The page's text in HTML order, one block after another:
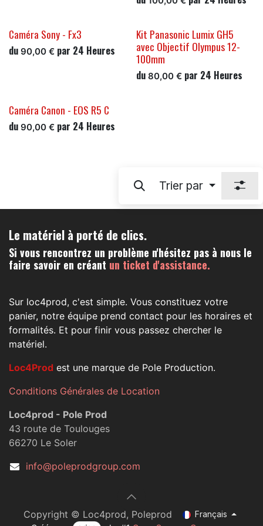
Caméra Sony - Fx3
du 90,00 € par 24 Heures
Kit Panasonic Lumix GH5
avec Objectif Olympus 12-
100mm
du 80,00€ par 24 Heures
Caméra Canon - EOS R5 C
du 90,00 € par 24 Heures
Trier par
Le matériel à porté de clics.
Si vous rencontrez un problème n'hésitez pas à nous le
faire savoir en créant un ticket d'assistance.
Sur loc4prod, c'est simple. Vous constituez votre
panier, notre équipe prend contact pour les horaires et
formalités. Et pour finir vous passez chercher le
matériel.
Loc4Prod est une marque de Pole Production.
Conditions Générales de Location
Loc4prod - Pole Prod
43 route de Toulouges
66270 Le Soler
info@poleprodgroup.com
Copyright © Loc4prod, Poleprod
Français